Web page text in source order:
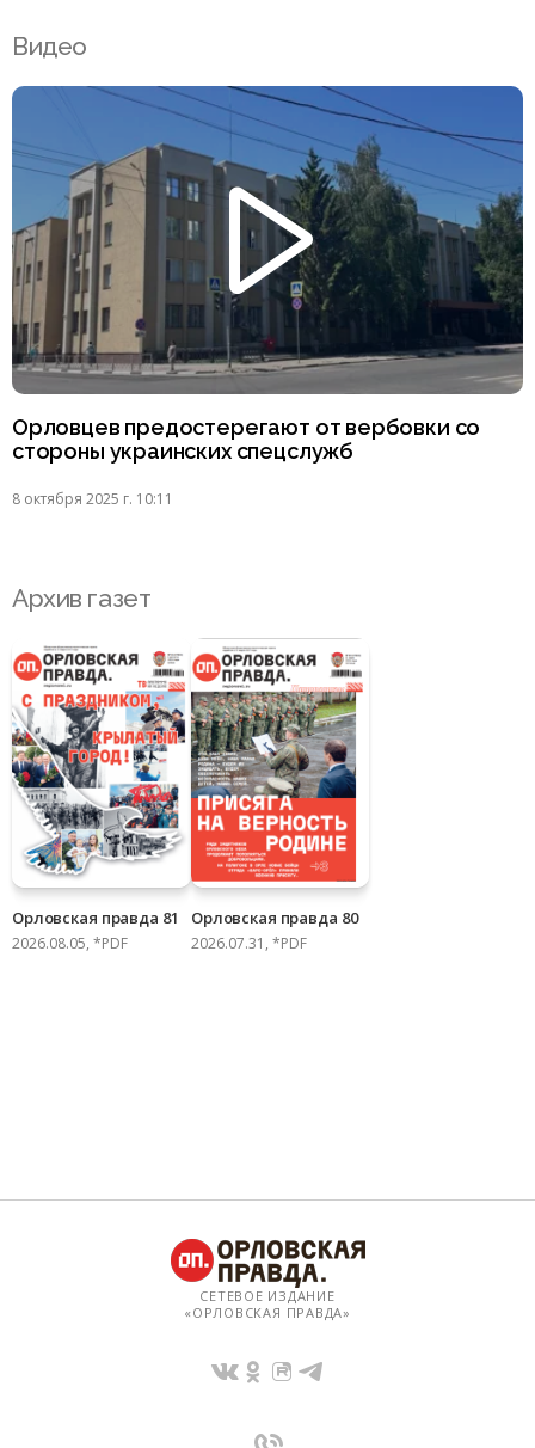
Видео
Орловцев предостерегают от вербовки со
стороны украинских спецслужб
8 октября 2025 г. 10:11
Архив газет
Орловская правда 81
2026.08.05, *PDF
Орловская правда 80
2026.07.31, *PDF
СЕТЕВОЕ ИЗДАНИЕ
«ОРЛОВСКАЯ ПРАВДА»